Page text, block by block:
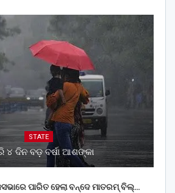
STATE
୪ ଦିନ ବଡ଼ ବର୍ଷା ଆଶଙ୍କା
ପାରିତ ହେଲା ବନ୍ଦେ ମାତରମ୍‌ ବିଲ୍‌…